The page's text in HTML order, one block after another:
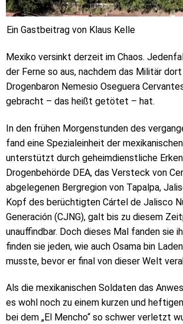
Ein Gastbeitrag von Klaus Kelle
Mexiko versinkt derzeit im Chaos.
der Ferne so aus, nachdem das Militär
Drogenbaron Nemesio Oseguera
gebracht – das heißt getötet – hat.
In den frühen Morgenstunden des
fand eine Spezialeinheit der
unterstützt durch geheimdienstliche
Drogenbehörde DEA, das Versteck von
abgelegenen Bergregion von Tapalpa,
Kopf des berüchtigten Cártel de Jalisco
Generación (CJNG), galt bis zu diesem
unauffindbar. Doch dieses Mal fanden sie
finden sie jeden, wie auch Osama bin
musste, bevor er final von dieser Welt
Als die mexikanischen Soldaten das
es wohl noch zu einem kurzen und
bei dem „El Mencho“ so schwer verletzt